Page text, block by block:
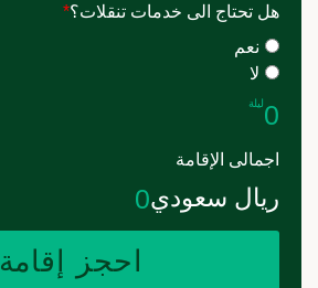
هل تحتاج الى خدمات تنقلات؟*
نعم
لا
0ليلة
اجمالى الإقامة
ريال سعودي0
احجز إقامة